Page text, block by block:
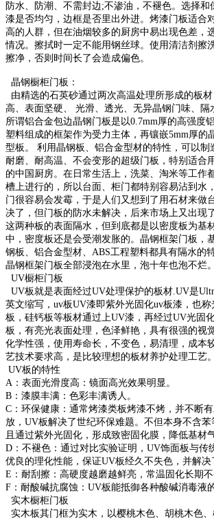
防水、防潮、不需封边;不渗油，不褪色。 选择和
漆是否均匀，边框是否里出外进。烤漆门板适合
高的人群，但在油烟较多的厨房中易出现色差，
情况。擦拭时一定不能用钢丝球。使用清洁剂擦
擦净，否则时间长了会造成偏色。
晶钢橱柜门板：
由精选的石英砂通过两次高温处理所形成的板
高、表面坚硬、 光滑、透光、无异晶钢门味、隔
所谓铝合金包边晶钢门板是以0.7mm厚的高强度
塑料组成的框架作为受力主体，再镶嵌5mm厚的
型板。 利用晶钢板、铝合金型材的特性，可以制
耐磨、 耐高温、不会变形的超级门板，特别适合
的中国厨房。在日常生活上，洗菜、淘米等工作
槽上进行的，所以台面、柜门都特别容易沾到水
门很容易会发霉，于是人们又想到 了用石材来做
决了，但门板的防水未解决，后来市场上又出现
这两种板的表面隔水，但到底都是以密度板为基
中，密度板还是会受潮发胀的。晶钢框架门板，
钢板、铝合金型材、ABS工程塑料都具有隔水的
晶钢框架门板全部浸泡在水里，泡十年也泡不烂。
UV橱柜门板
UV板就是表面经过UV处理保护的板材.UV是
英文缩写，uv板UV漆即紫外光固化uv板漆，也称
板，硅钙板等板材通过上UV漆，再经过UV光固
板，有亮光表面处理，色泽鲜艳，具有很强的视
化学性强，使用寿命长，不变色，易清理，成本
艺技术要求高，是比较理想的板材养护处理工艺。
UV板的特性
A：表面光滑度高：镜面高光效果明显。
B：漆膜丰满：色彩丰满诱人。
C：环保健康：通常烤漆类板烤漆不烤，并不断
放，UV板解决了世纪环保难题。不但本身不含苯
且通过紫外光固化，形成致密固化膜，降低基材
D：不褪色：通过对比实验证明，UV饰面板与传
优良的理化性能，保证UV板经久不失色，并解决
E：耐刮擦：高硬度越磨越鲜亮，常温固化长期不
F：耐酸碱抗腐蚀：UV板能抵御各种酸碱消毒液
实木橱柜门板
实木板其门框为实木，以樱桃木色、胡桃木色